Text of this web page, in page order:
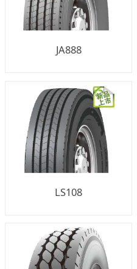
JA888
LS108